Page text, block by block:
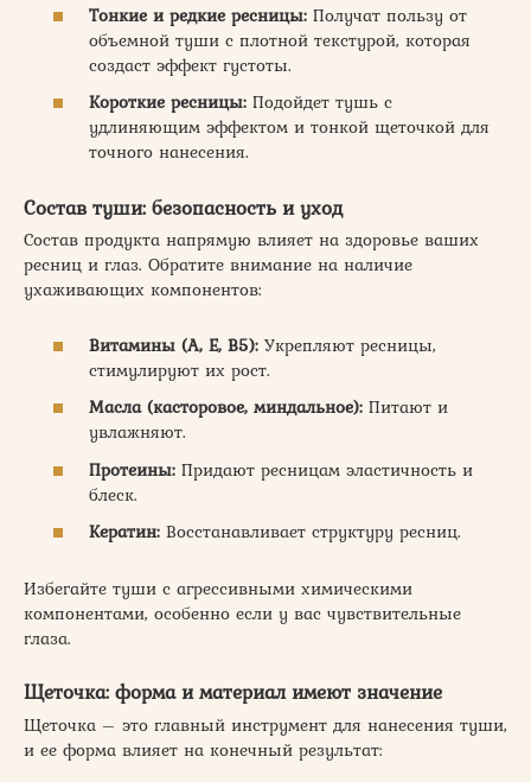
Тонкие и редкие ресницы: Получат пользу от
объемной туши с плотной текстурой, которая
создаст эффект густоты.
Короткие ресницы: Подойдет тушь с
удлиняющим эффектом и тонкой щеточкой для
точного нанесения.
Состав туши: безопасность и уход
Состав продукта напрямую влияет на здоровье ваших
ресниц и глаз. Обратите внимание на наличие
ухаживающих компонентов:
Витамины (A, E, B5): Укрепляют ресницы,
стимулируют их рост.
Масла (касторовое, миндальное): Питают и
увлажняют.
Протеины: Придают ресницам эластичность и
блеск.
Кератин: Восстанавливает структуру ресниц.
Избегайте туши с агрессивными химическими
компонентами, особенно если у вас чувствительные
глаза.
Щеточка: форма и материал имеют значение
Щеточка – это главный инструмент для нанесения туши,
и ее форма влияет на конечный результат: